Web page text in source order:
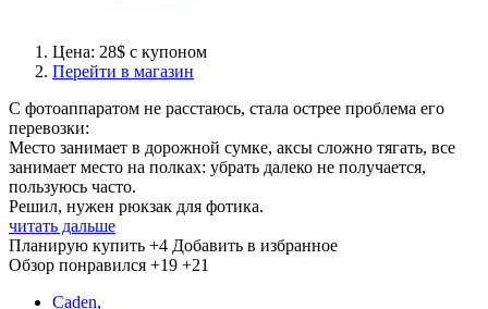
Цена: 28$ c купоном
Перейти в магазин
С фотоаппаратом не расстаюсь, стала острее проблема его
перевозки:
Место занимает в дорожной сумке, аксы сложно тягать, все
занимает место на полках: убрать далеко не получается,
пользуюсь часто.
Решил, нужен рюкзак для фотика.
читать дальше
Планирую купить +4 Добавить в избранное
Обзор понравился +19 +21
Caden,